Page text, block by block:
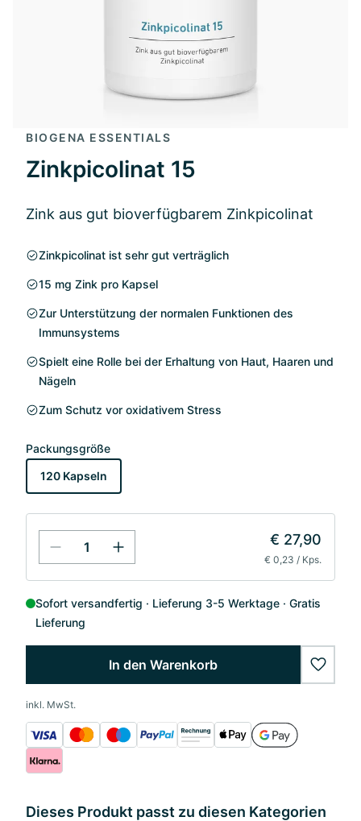
BIOGENA ESSENTIALS
Zinkpicolinat 15
Zink aus gut bioverfügbarem Zinkpicolinat
Zinkpicolinat ist sehr gut verträglich
15 mg Zink pro Kapsel
Zur Unterstützung der normalen Funktionen des
Immunsystems
Spielt eine Rolle bei der Erhaltung von Haut, Haaren und
Nägeln
Zum Schutz vor oxidativem Stress
Packungsgröße
120 Kapseln
€ 27,90
€ 0,23 / Kps.
Sofort versandfertig Lieferung 3-5 Werktage
Gratis
Lieferung
In den Warenkorb
inkl. MwSt.
Dieses Produkt passt zu diesen Kategorien